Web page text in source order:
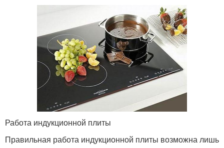
Работа индукционной плиты
Правильная работа индукционной плиты возможна лишь